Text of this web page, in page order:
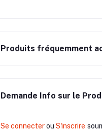
Produits fréquemment
Demande Info sur le
Se connecterou S'inscrire